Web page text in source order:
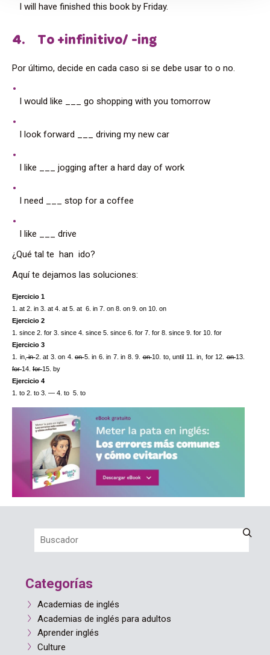
I will have finished this book by Friday.
4. To +infinitivo/ -ing
Por último, decide en cada caso si se debe usar to o no.
I would like ___ go shopping with you tomorrow
I look forward ___ driving my new car
I like ___ jogging after a hard day of work
I need ___ stop for a coffee
I like ___ drive
¿Qué tal te han ido?
Aquí te dejamos las soluciones:
Ejercicio 1
1. at 2. in 3. at 4. at 5. at  6. in 7. on 8. on 9. on 10. on
Ejercicio 2
1. since 2. for 3. since 4. since 5. since 6. for 7. for 8. since 9. for 10. for
Ejercicio 3
1. in, in 2. at 3. on 4. on 5. in 6. in 7. in 8. 9. on 10. to, until 11. in, for 12. on
for 14. for 15. by
Ejercicio 4
1. to 2. to 3. — 4. to  5. to
Categorías
Academias de inglés
Academias de inglés para adultos
Aprender inglés
Culture